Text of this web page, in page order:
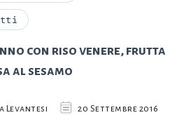
con riso venere, frutta
al sesamo
Levantesi 20 Settembre 2016